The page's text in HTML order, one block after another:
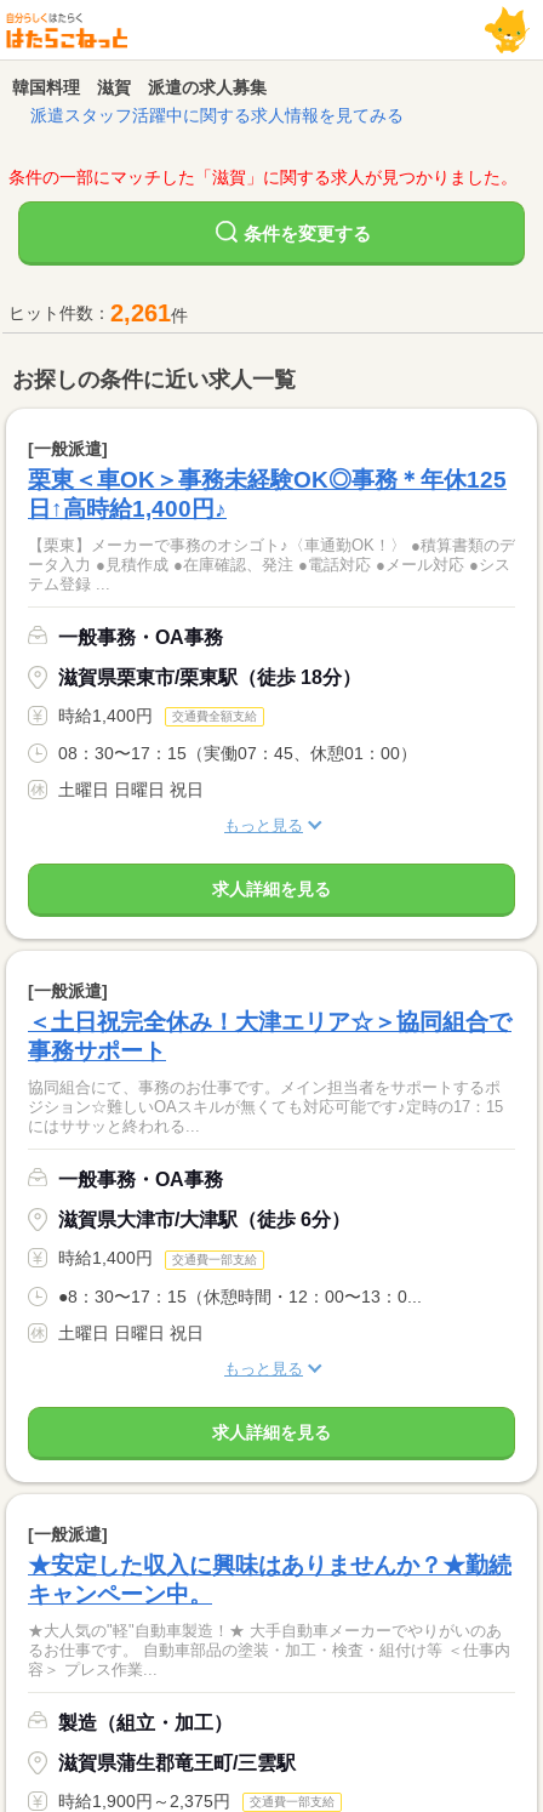
韓国料理 滋賀 派遣の求人募集
派遣スタッフ活躍中に関する求人情報を見てみる
条件の一部にマッチした「滋賀」に関する求人が見つかりました。
条件を変更する
ヒット件数： 2,261件
お探しの条件に近い求人一覧
[一般派遣]
栗東＜車OK＞事務未経験OK◎事務＊年休125
日↑高時給1,400円♪
【栗東】メーカーで事務のオシゴト♪〈車通勤OK！〉 ●積算書類のデ
ータ入力 ●見積作成 ●在庫確認、発注 ●電話対応 ●メール対応 ●シス
テム登録 ...
一般事務・OA事務
滋賀県栗東市/栗東駅（徒歩 18分）
時給1,400円 交通費全額支給
08：30〜17：15（実働07：45、休憩01：00）
土曜日 日曜日 祝日
もっと見る
求人詳細を見る
[一般派遣]
＜土日祝完全休み！大津エリア☆＞協同組合で
事務サポート
協同組合にて、事務のお仕事です。メイン担当者をサポートするポ
ジション☆難しいOAスキルが無くても対応可能です♪定時の17：15
にはササッと終われる...
一般事務・OA事務
滋賀県大津市/大津駅（徒歩 6分）
時給1,400円 交通費一部支給
●8：30〜17：15（休憩時間・12：00〜13：0...
土曜日 日曜日 祝日
もっと見る
求人詳細を見る
[一般派遣]
★安定した収入に興味はありませんか？★勤続
キャンペーン中。
★大人気の"軽"自動車製造！★ 大手自動車メーカーでやりがいのあ
るお仕事です。 自動車部品の塗装・加工・検査・組付け等 ＜仕事内
容＞ プレス作業...
製造（組立・加工）
滋賀県蒲生郡竜王町/三雲駅
時給1,900円～2,375円 交通費一部支給